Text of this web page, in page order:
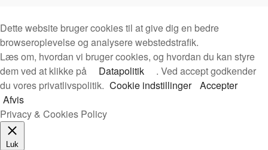
Dette website bruger cookies til at give dig en bedre
browseroplevelse og analysere webstedstrafik.
Læs om, hvordan vi bruger cookies, og hvordan du kan styre
dem ved at klikke på
Datapolitik
. Ved accept godkender
du vores privatlivspolitik. Cookie indstillinger
Accepter
Afvis
Privacy & Cookies Policy
Luk